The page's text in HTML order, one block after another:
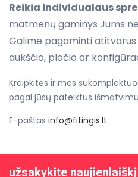
Reikia individualaus
matmenų gaminys Jums
Galime pagaminti
aukščio, pločio ar
Kreipkitės ir mes
pagal jūsų pateiktus
E-paštas info@fitingis.lt
užsakykite naujienlaiškį